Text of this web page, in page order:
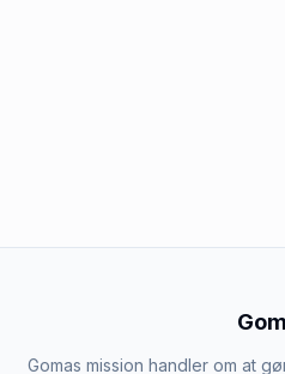
Gomas mission handler om at